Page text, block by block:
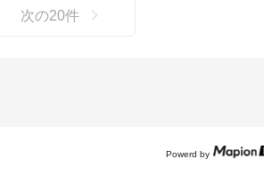
次の20件
Powerd by